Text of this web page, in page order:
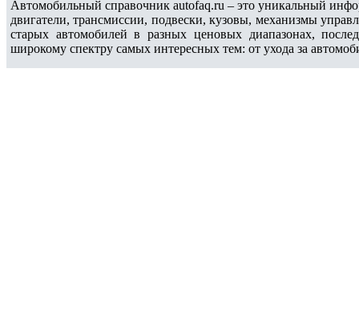
Автомобильный справочник autofaq.ru – это уникальный
двигатели, трансмиссии, подвески, кузовы, механизмы
старых автомобилей в разных ценовых диапазонах,
широкому спектру самых интересных тем: от ухода за